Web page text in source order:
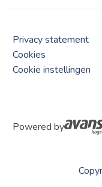
Powered by
Privacy statement
Cookies
Cookie instellingen